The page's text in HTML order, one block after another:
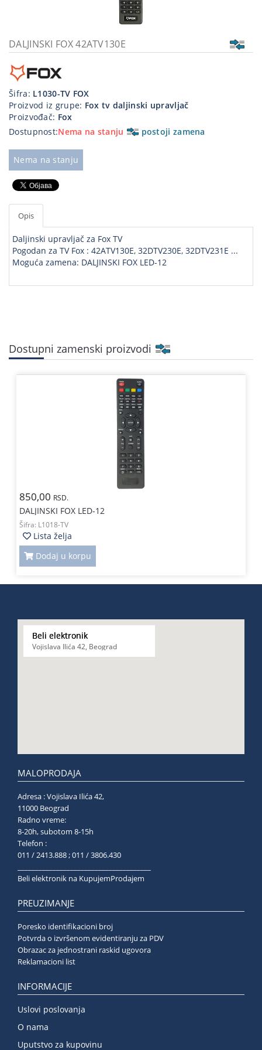
priključci
Kućna
tehnika
Poslovna
oprema,računari
Strujni
program
DALJINSKI FOX 42ATV130E
Šifra: L1030-TV FOX
Proizvod iz grupe: Fox tv daljinski upravljač
Proizvođač: Fox
Dostupnost:Nema na stanju postoji zamena
Nema na stanju
Opis
Daljinski upravljač za Fox TV
Pogodan za TV Fox : 42ATV130E, 32DTV230E, 32DTV231E ...
Moguća zamena: DALJINSKI FOX LED-12
Dostupni zamenski proizvodi
850,00 RSD.
DALJINSKI FOX LED-12
Šifra: L1018-TV
Lista želja
Dodaj u korpu
Beli elektronik
Vojislava Ilića 42, Beograd
MALOPRODAJA
Adresa : Vojislava Ilića 42,
11000 Beograd
Radno vreme:
8-20h, subotom 8-15h
Telefon :
011 / 2413.888 ; 011 / 3806.430
Beli elektronik na KupujemProdajem
PREUZIMANJE
Poresko identifikacioni broj
Potvrda o izvršenom evidentiranju za PDV
Obrazac za jednostrani raskid ugovora
Reklamacioni list
INFORMACIJE
Uslovi poslovanja
O nama
Uputstvo za kupovinu